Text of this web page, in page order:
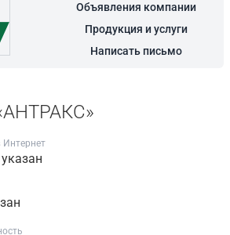
Объявления компании
Продукция и услуги
Написать письмо
Интернет